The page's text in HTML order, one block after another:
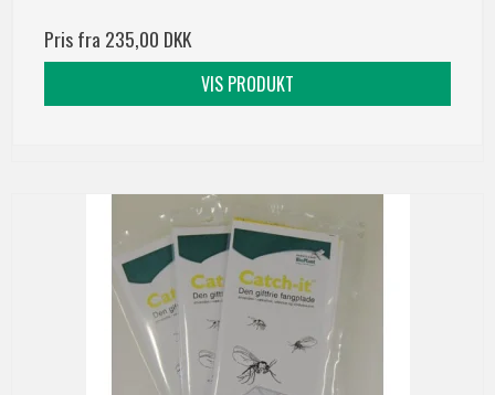
Pris fra 235,00 DKK
VIS PRODUKT